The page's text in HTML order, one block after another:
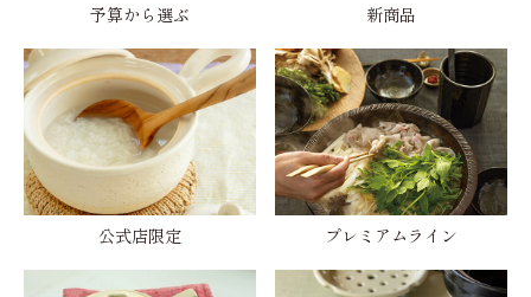
予算から選ぶ 新商品
公式店限定 プレミアムライン